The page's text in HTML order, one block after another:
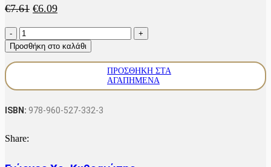
€7.61 Original
€7.61.
€6.09Η
είναι:
€6.09.
Περίπατος
στα
τείχη
ποσότητα
Προσθήκη στο καλάθι
ΠΡΟΣΘΉΚΗ ΣΤΑ
ΑΓΑΠΗΜΈΝΑ
ISBN: 978-960-527-332-3
Share: